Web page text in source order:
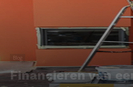
Blog
Financieren van